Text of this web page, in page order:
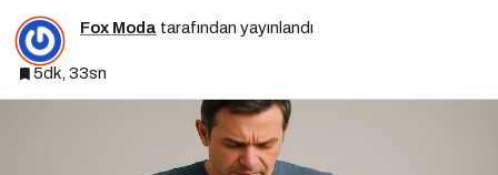
Fox Moda tarafından yayınlandı
5dk, 33sn